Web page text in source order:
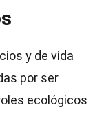
y de vida
por ser
ecológicos